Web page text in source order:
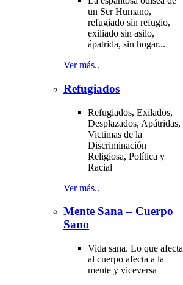
un Ser Humano,
refugiado sin refugio,
exiliado sin asilo,
ápatrida, sin hogar...
Ver más..
Refugiados
Refugiados, Exilados,
Desplazados, Apátridas,
Victimas de la
Discriminación
Religiosa, Política y
Racial
Ver más..
Mente Sana – Cuerpo
Sano
Vida sana. Lo que afecta
al cuerpo afecta a la
mente y viceversa